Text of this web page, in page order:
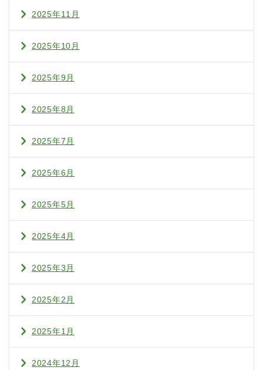
2025年11月
2025年10月
2025年9月
2025年8月
2025年7月
2025年6月
2025年5月
2025年4月
2025年3月
2025年2月
2025年1月
2024年12月